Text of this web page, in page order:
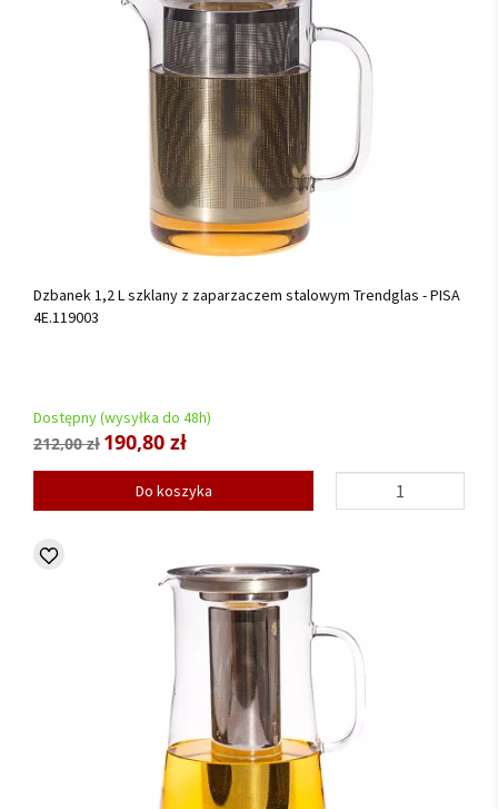
Dzbanek 1,2 L szklany z zaparzaczem stalowym Trendglas - PISA
4E.119003
Dostępny (wysyłka do 48h)
212,00 zł 190,80 zł
Do koszyka